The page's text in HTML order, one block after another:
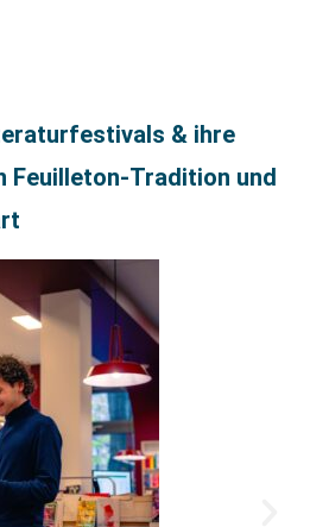
& ihre
Feuilleton-Tradition und